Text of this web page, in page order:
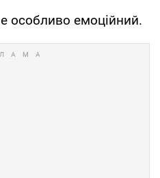
особливо емоційний.